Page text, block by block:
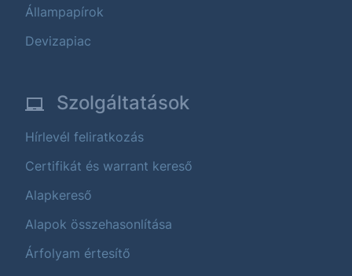
Állampapírok
Devizapiac
Szolgáltatások
Hírlevél feliratkozás
Certifikát és warrant kereső
Alapkereső
Alapok összehasonlítása
Árfolyam értesítő